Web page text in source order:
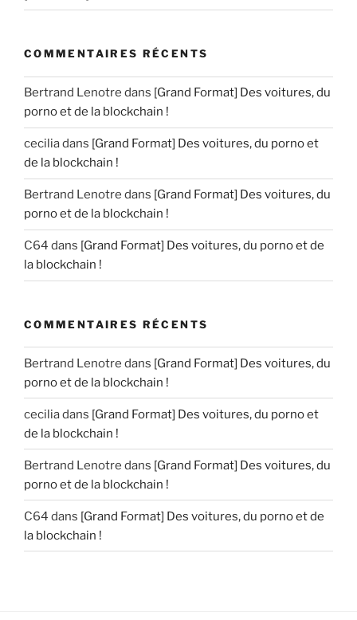
COMMENTAIRES RÉCENTS
Bertrand Lenotre dans [Grand Format] Des voitures, du
porno et de la blockchain !
ceciliadans [Grand Format] Des voitures, du porno et
de la blockchain !
Bertrand Lenotre dans [Grand Format] Des voitures, du
porno et de la blockchain !
C64 dans [Grand Format] Des voitures, du porno et de
la blockchain !
COMMENTAIRES RÉCENTS
Bertrand Lenotre dans [Grand Format] Des voitures, du
porno et de la blockchain !
ceciliadans [Grand Format] Des voitures, du porno et
de la blockchain !
Bertrand Lenotre dans [Grand Format] Des voitures, du
porno et de la blockchain !
C64 dans [Grand Format] Des voitures, du porno et de
la blockchain !